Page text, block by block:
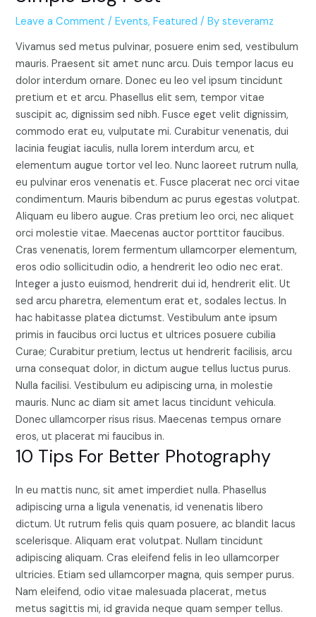
Leave a Comment /Events,Featured / Bysteveramz
Vivamus sed metus pulvinar, posuere enim sed, vestibulum
mauris. Praesent sit amet nunc arcu. Duis tempor lacus eu
dolor interdum ornare. Donec eu leo vel ipsum tincidunt
pretium et et arcu. Phasellus elit sem, tempor vitae
suscipit ac, dignissim sed nibh. Fusce eget velit dignissim,
commodo erat eu, vulputate mi. Curabitur venenatis, dui
lacinia feugiat iaculis, nulla lorem interdum arcu, et
elementum augue tortor vel leo. Nunc laoreet rutrum nulla,
eu pulvinar eros venenatis et. Fusce placerat nec orci vitae
condimentum. Mauris bibendum ac purus egestas volutpat.
Aliquam eu libero augue. Cras pretium leo orci, nec aliquet
orci molestie vitae. Maecenas auctor porttitor faucibus.
Cras venenatis, lorem fermentum ullamcorper elementum,
eros odio sollicitudin odio, a hendrerit leo odio nec erat.
Integer a justo euismod, hendrerit dui id, hendrerit elit. Ut
sed arcu pharetra, elementum erat et, sodales lectus. In
hac habitasse platea dictumst. Vestibulum ante ipsum
primis in faucibus orci luctus et ultrices posuere cubilia
Curae; Curabitur pretium, lectus ut hendrerit facilisis, arcu
urna consequat dolor, in dictum augue tellus luctus purus.
Nulla facilisi. Vestibulum eu adipiscing urna, in molestie
mauris. Nunc ac diam sit amet lacus tincidunt vehicula.
Donec ullamcorper risus risus. Maecenas tempus ornare
eros, ut placerat mi faucibus in.
10 Tips For Better Photography
In eu mattis nunc, sit amet imperdiet nulla. Phasellus
adipiscing urna a ligula venenatis, id venenatis libero
dictum. Ut rutrum felis quis quam posuere, ac blandit lacus
scelerisque. Aliquam erat volutpat. Nullam tincidunt
adipiscing aliquam. Cras eleifend felis in leo ullamcorper
ultricies. Etiam sed ullamcorper magna, quis semper purus.
Nam eleifend, odio vitae malesuada placerat, metus
metus sagittis mi, id gravida neque quam semper tellus.